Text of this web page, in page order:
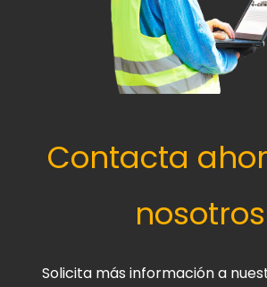
Contacta
nosotros
Solicita más información a